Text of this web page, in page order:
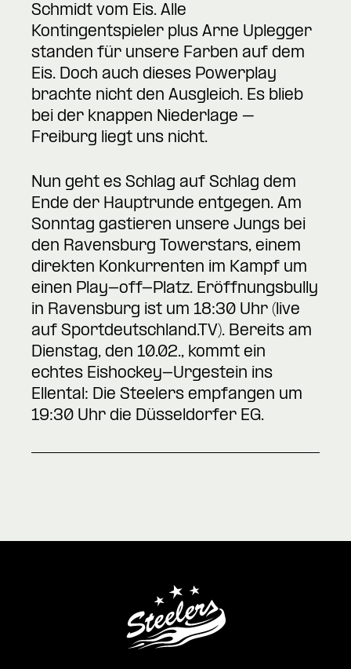
Schmidt vom Eis. Alle
Kontingentspieler plus Arne Uplegger
standen für unsere Farben auf dem
Eis. Doch auch dieses Powerplay
brachte nicht den Ausgleich. Es blieb
bei der knappen Niederlage –
Freiburg liegt uns nicht.
Nun geht es Schlag auf Schlag dem
Ende der Hauptrunde entgegen. Am
Sonntag gastieren unsere Jungs bei
den Ravensburg Towerstars, einem
direkten Konkurrenten im Kampf um
einen Play-off-Platz. Eröffnungsbully
in Ravensburg ist um 18:30 Uhr (live
auf Sportdeutschland.TV). Bereits am
Dienstag, den 10.02., kommt ein
echtes Eishockey-Urgestein ins
Ellental: Die Steelers empfangen um
19:30 Uhr die Düsseldorfer EG.